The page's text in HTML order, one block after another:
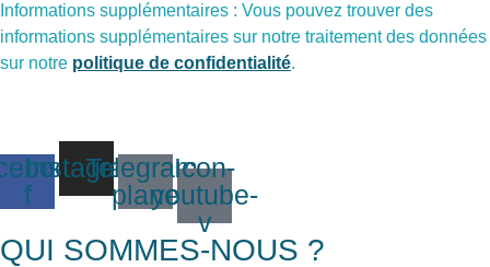
Informations supplémentaires : Vous pouvez trouver des
informations supplémentaires sur notre traitement des données
sur notre politique de confidentialité.
f
InstagramTelegram-
plane
Icon-
youtube-
v
QUI SOMMES-NOUS ?